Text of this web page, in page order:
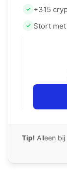
✓ +315
✓ Stort met
Tip! Alleen